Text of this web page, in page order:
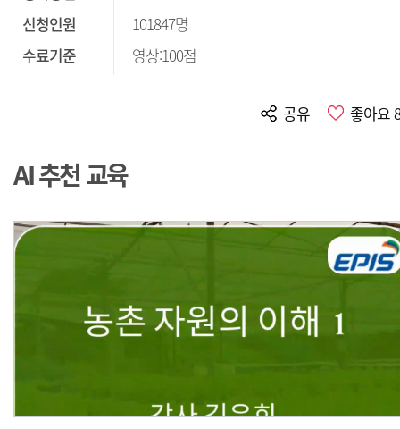
신청인원
101847명
수료기준
영상:100점
공유 좋아요
AI 추천 교육